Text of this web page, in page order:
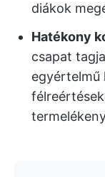
diákok
Hatékony
csapat
egyértelmű